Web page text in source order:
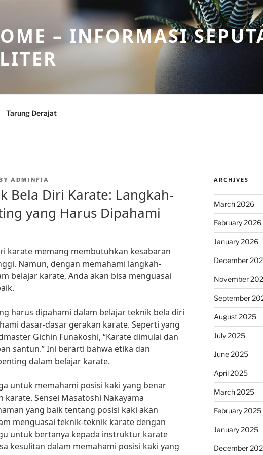
– INFORMASI
Tarung Derajat
ADMINFIA
Bela Diri Karate: Langkah-
yang Harus Dipahami
karate memang membutuhkan kesabaran
Namun, dengan memahami langkah-
belajar karate, Anda akan bisa menguasai
harus dipahami dalam belajar teknik bela diri
dasar-dasar gerakan karate. Seperti yang
Gichin Funakoshi, “Karate dimulai dan
santun.” Ini berarti bahwa etika dan
dalam belajar karate.
untuk memahami posisi kaki yang benar
karate. Sensei Masatoshi Nakayama
yang baik tentang posisi kaki akan
menguasai teknik-teknik karate dengan
untuk bertanya kepada instruktur karate
kesulitan dalam memahami posisi kaki yang
ARCHIVES
March 2026
February 2026
January 2026
December
November
September
August 2025
July 2025
June 2025
April 2025
March 2025
February 2025
January 2025
December